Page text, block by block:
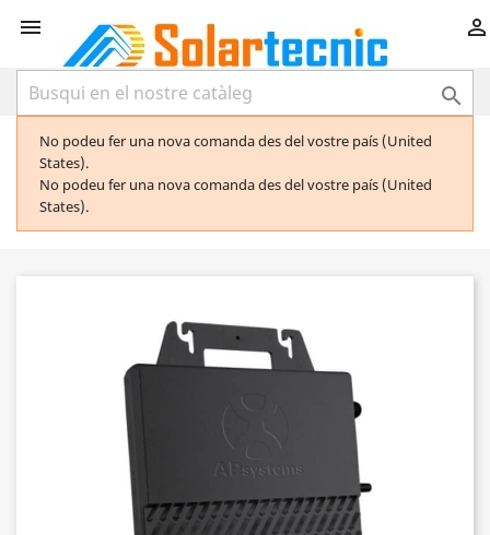
 

No podeu fer una nova comanda des del vostre país (United
States).
No podeu fer una nova comanda des del vostre país (United
States).